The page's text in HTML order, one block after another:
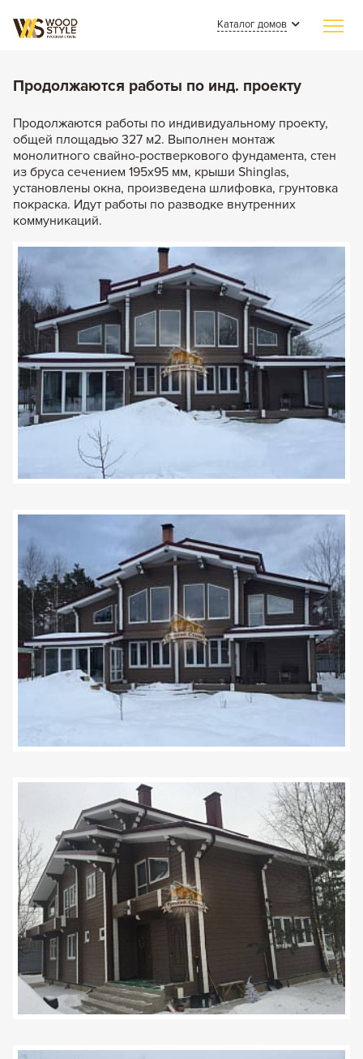
Каталог домов
Из клееного бруса
Из бревна
Комбинированные
Наши работы
СМИ о нас
Полезные статьи
О компании
Контакты
Задать вопрос
+7 (495) 120-99-80
8 (800) 600-42-03
Каталог домов
Продолжаются работы по инд. проекту
Продолжаются работы по индивидуальному проекту,
общей площадью 327 м2. Выполнен монтаж
монолитного свайно-ростверкового фундамента, стен
из бруса сечением 195х95 мм, крыши Shinglas,
установлены окна, произведена шлифовка, грунтовка
покраска. Идут работы по разводке внутренних
коммуникаций.